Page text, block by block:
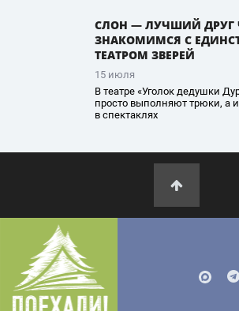
СЛОН — ЛУЧШИЙ ДРУГ
ЗНАКОМИМСЯ С
ТЕАТРОМ ЗВЕРЕЙ
15 июля
В театре «Уголок дедушки
просто выполняют трюки, а
в спектаклях